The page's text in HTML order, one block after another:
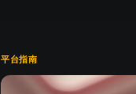
平台指南